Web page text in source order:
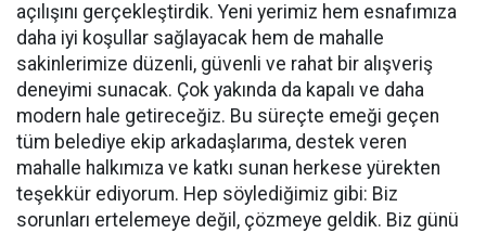
açılışını gerçekleştirdik. Yeni yerimiz hem esnafımıza
daha iyi koşullar sağlayacak hem de mahalle
sakinlerimize düzenli, güvenli ve rahat bir alışveriş
deneyimi sunacak. Çok yakında da kapalı ve daha
modern hale getireceğiz. Bu süreçte emeği geçen
tüm belediye ekip arkadaşlarıma, destek veren
mahalle halkımıza ve katkı sunan herkese yürekten
teşekkür ediyorum. Hep söylediğimiz gibi: Biz
sorunları ertelemeye değil, çözmeye geldik. Biz günü